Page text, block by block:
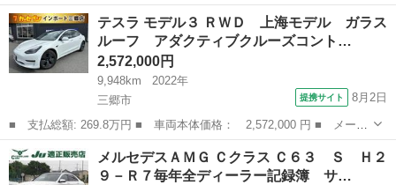
ー名： いすゞ ■ 車種名： ビークロス ■ グレード名： ベース
グレード ＲＥＣＡＲＯシート・ＭＯＭＯステアリング・キーレス・
ルーフレ...
埼玉 入間郡 その他
テスラ モデル３ ＲＷＤ 上海モデル ガラス
ルーフ アダクティブクルーズコント…
2,572,000円
9,948km
2022年
三郷市
提携サイト 8月2日
■ 支払総額: 269.8万円 ■ 車両本体価格： 2,572,000 円 ■ メーカ
ー名： テスラ ■ 車種名： モデル３ ■ グレード名： ＲＷＤ
上海モデル ガラスルーフ アダクティブクルーズコントロール レ
ーンキー...
埼玉 三郷市
メルセデスＡＭＧ Ｃクラス Ｃ６３ Ｓ Ｈ２
９－Ｒ７毎年全ディーラー記録簿 サ…